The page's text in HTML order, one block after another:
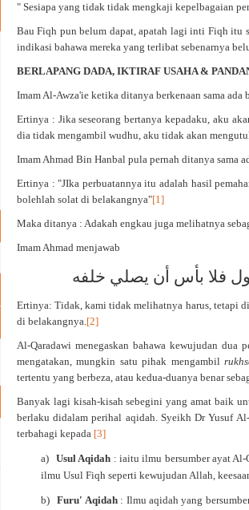
" Sesiapa yang tidak tidak mengkaji kepelbagaian
Bau Fiqh pun belum dapat, apatah lagi inti Fiqh itu
indikasi bahawa mereka yang terlibat sebenarnya
BERLAPANG DADA, IKTIRAF USAHA &
Imam Al-Awza'ie ketika ditanya berkenaan sama
Ertinya : Jika seseorang bertanya kepadaku, aku
dia tidak mengambil wudhu, aku tidak akan
Imam Ahmad Bin Hanbal pula pernah ditanya sama
Ertinya : "JIka perbuatannya itu adalah hasil
bolehlah solat di belakangnya"[1]
Maka ditanya : Adakah engkau juga melihatnya
Imam Ahmad menjawab
فلا بأس أن يصلي خلفه
Ertinya: Tidak, kami tidak melihatnya harus, tetapi
di belakangnya.[2]
Al-Qaradawi menegaskan bahawa kewujudan dua
mengatakan, mungkin satu pihak mengambil
tertentu yang berbeza, atau kedua-duanya benar
Banyak lagi kisah-kisah sebegini yang amat baik
berlaku didalam perihal aqidah. Syeikh Dr Yusuf
terbahagi kepada [3]
a) Usul Aqidah : iaitu ilmu bersumber ayat Al-
ilmu Usul Fiqh seperti kewujudan Allah,
b) Furu' Aqidah: Ilmu aqidah yang